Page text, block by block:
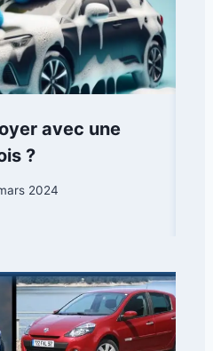
avec une
?
2024